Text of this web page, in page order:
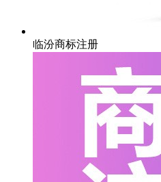
临汾商标注册